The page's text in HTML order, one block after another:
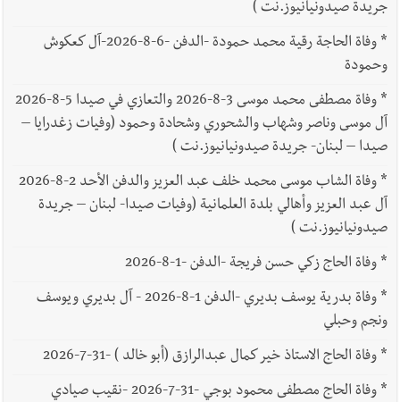
جريدة صيدونيانيوز.نت )
*
وفاة الحاجة رقية محمد حمودة -الدفن -6-8-2026-آل كعكوش
وحمودة
*
وفاة مصطفى محمد موسى 3-8-2026 والتعازي في صيدا 5-8-2026
آل موسى وناصر وشهاب والشحوري وشحادة وحمود (وفيات زغدرايا –
صيدا – لبنان- جريدة صيدونيانيوز.نت )
*
وفاة الشاب موسى محمد خلف عبد العزيز والدفن الأحد 2-8-2026
آل عبد العزيز وأهالي بلدة العلمانية (وفيات صيدا- لبنان – جريدة
صيدونيانيوز.نت )
*وفاة الحاج زكي حسن فريجة -الدفن -1-8-2026
*
وفاة بدرية يوسف بديري -الدفن 1-8-2026 - آل بديري ويوسف
ونجم وحبلي
*وفاة الحاج الاستاذ خير كمال عبدالرازق (أبو خالد ) -31-7-2026
*
وفاة الحاج مصطفى محمود بوجي -31-7-2026 -نقيب صيادي